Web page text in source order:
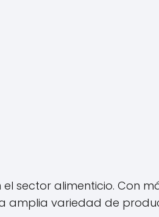
el sector alimenticio. Con
amplia variedad de